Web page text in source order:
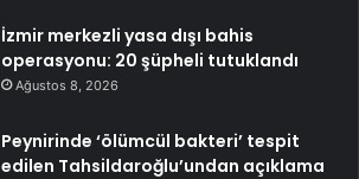
İzmir merkezli yasa dışı bahis
operasyonu: 20 şüpheli tutuklandı
Ağustos 8, 2026
Peynirinde ‘ölümcül bakteri’ tespit
edilen Tahsildaroğlu’undan açıklama